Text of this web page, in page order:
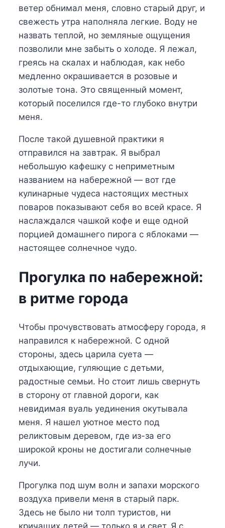
ветер обнимал меня, словно старый друг, и
свежесть утра наполняла легкие. Воду не
назвать теплой, но земляные ощущения
позволили мне забыть о холоде. Я лежал,
греясь на скалах и наблюдая, как небо
медленно окрашивается в розовые и
золотые тона. Это священный момент,
который поселился где-то глубоко внутри
меня.
После такой душевной практики я
отправился на завтрак. Я выбрал
небольшую кафешку с неприметным
названием на набережной — вот где
кулинарные чудеса настоящих местных
поваров показывают себя во всей красе. Я
наслаждался чашкой кофе и еще одной
порцией домашнего пирога с яблоками —
настоящее солнечное чудо.
Прогулка по набережной:
в ритме города
Чтобы прочувствовать атмосферу города, я
направился к набережной. С одной
стороны, здесь царила суета —
отдыхающие, гуляющие с детьми,
радостные семьи. Но стоит лишь свернуть
в сторону от главной дороги, как
невидимая вуаль уединения окутывала
меня. Я нашел уютное место под
реликтовым деревом, где из-за его
широкой кроны не достигали солнечные
лучи.
Прогулка под шум волн и запахи морского
воздуха привели меня в старый парк.
Здесь не было ни толп туристов, ни